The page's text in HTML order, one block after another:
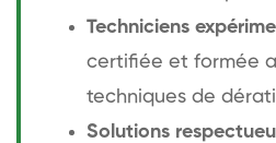
Techniciens
certifiée et formée
techniques de
Solutions